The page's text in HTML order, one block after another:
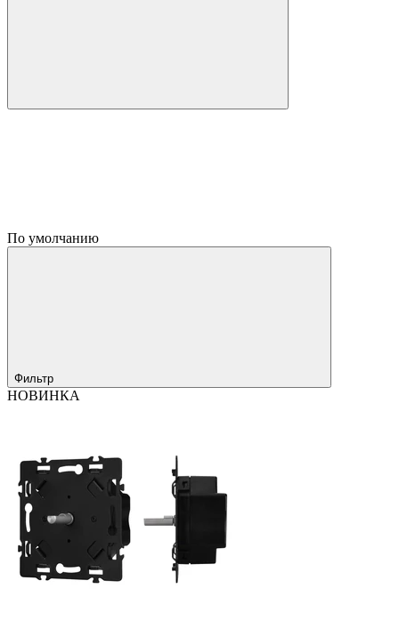
По умолчанию
Фильтр
НОВИНКА